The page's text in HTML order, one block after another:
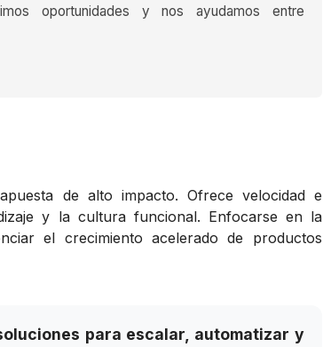
oportunidades y nos ayudamos entre
de alto impacto. Ofrece velocidad e
y la cultura funcional. Enfocarse en la
el crecimiento acelerado de productos
para escalar, automatizar y